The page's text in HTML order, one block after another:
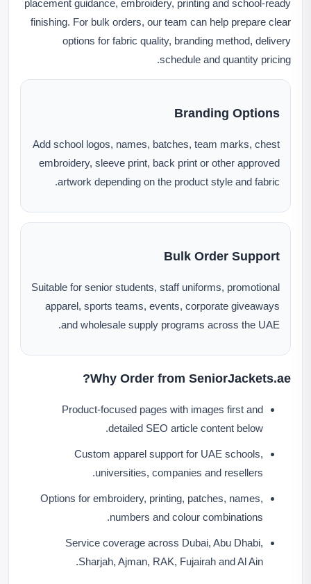
placement guidance, embroidery, printing and school-ready
finishing. For bulk orders, our team can help prepare clear
options for fabric quality, branding method, delivery
schedule and quantity pricing.
Branding Options
Add school logos, names, batches, team marks, chest
embroidery, sleeve print, back print or other approved
artwork depending on the product style and fabric.
Bulk Order Support
Suitable for senior students, staff uniforms, promotional
apparel, sports teams, events, corporate giveaways
and wholesale supply programs across the UAE.
Why Order from SeniorJackets.ae?
Product-focused pages with images first and
detailed SEO article content below.
Custom apparel support for UAE schools,
universities, companies and resellers.
Options for embroidery, printing, patches, names,
numbers and colour combinations.
Service coverage across Dubai, Abu Dhabi,
Sharjah, Ajman, RAK, Fujairah and Al Ain.